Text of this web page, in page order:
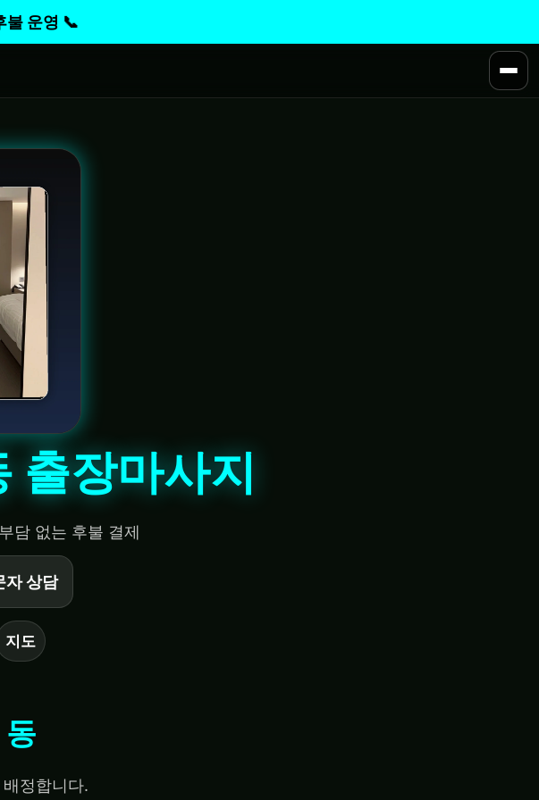
영 📞
출장마사지
담 없는 후불 결제
자 상담
지도
정합니다.